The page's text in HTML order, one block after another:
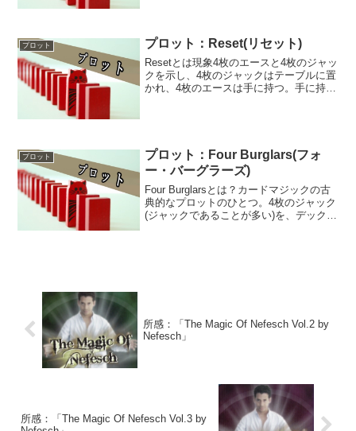
「Ba...
プロット プロット：Reset(リセット)
Resetとは現象4枚のエースと4枚のジャッ
クを示し、4枚のジャックはテーブルに置
かれ、4枚のエースは手に持つ。手に持っ
プロット
プロット：Four Burglars(フォ
ー・バーグラーズ)
Four Burglarsとは？カードマジックの古
典的なプロットのひとつ。4枚のジャック
(ジャックであることが多い)を、デックの
所感：「The Magic Of Nefesch Vol.2 by
Nefesch」
所感：「The Magic Of Nefesch Vol.3 by